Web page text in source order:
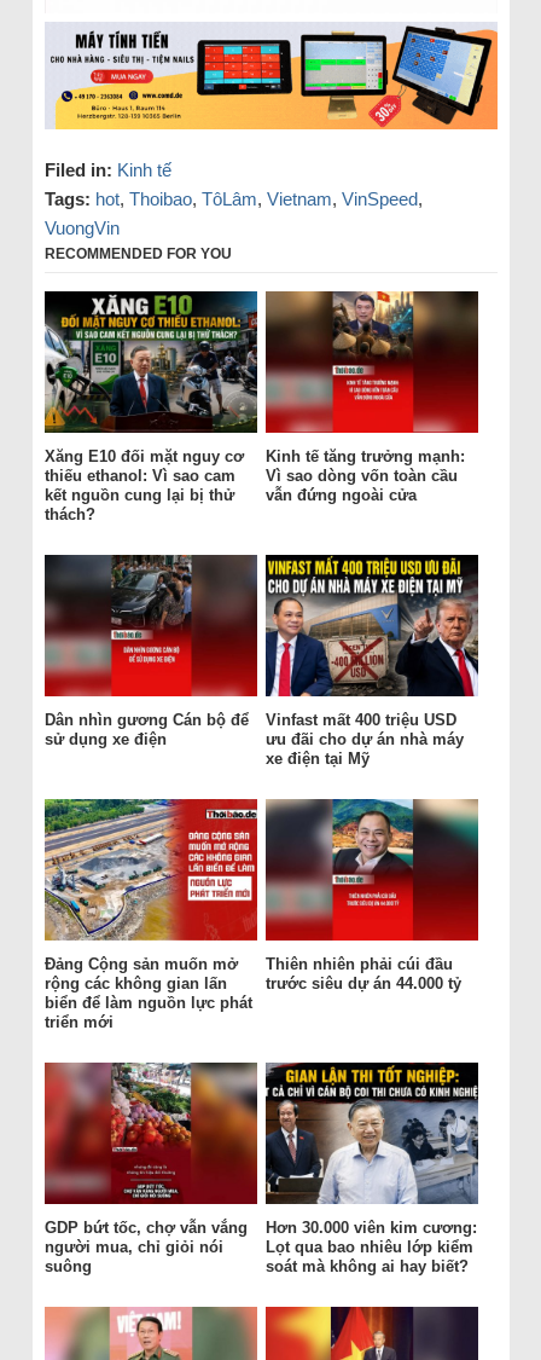
Filed in: Kinh tế
Tags: hot, Thoibao, TôLâm, Vietnam, VinSpeed,
VuongVin
RECOMMENDED FOR YOU
Xăng E10 đối mặt nguy cơ
thiếu ethanol: Vì sao cam
kết nguồn cung lại bị thử
thách?
Kinh tế tăng trưởng mạnh:
Vì sao dòng vốn toàn cầu
vẫn đứng ngoài cửa
Dân nhìn gương Cán bộ để
sử dụng xe điện
Vinfast mất 400 triệu USD
ưu đãi cho dự án nhà máy
xe điện tại Mỹ
Đảng Cộng sản muốn mở
rộng các không gian lấn
biển để làm nguồn lực phát
triển mới
Thiên nhiên phải cúi đầu
trước siêu dự án 44.000 tỷ
GDP bứt tốc, chợ vẫn vắng
người mua, chỉ giỏi nói
suông
Hơn 30.000 viên kim cương:
Lọt qua bao nhiêu lớp kiểm
soát mà không ai hay biết?